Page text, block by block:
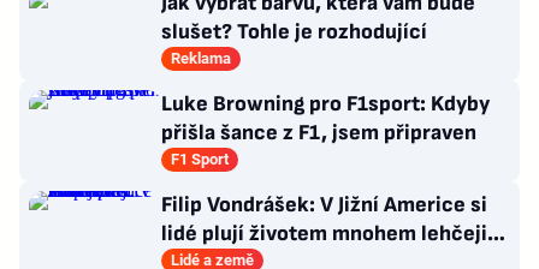
slušet? Tohle je rozhodující
Reklama
Luke Browning pro F1sport: Kdyby
přišla šance z F1, jsem připraven
F1 Sport
Filip Vondrášek: V Jižní Americe si
lidé plují životem mnohem lehčeji,
věci tolik neřeší
Lidé a země